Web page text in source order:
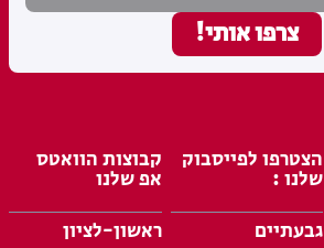
הצטרפו לפייסבוק
שלנו :
קבוצות הוואטס
אפ שלנו
גבעתיים
ראשון-לציון